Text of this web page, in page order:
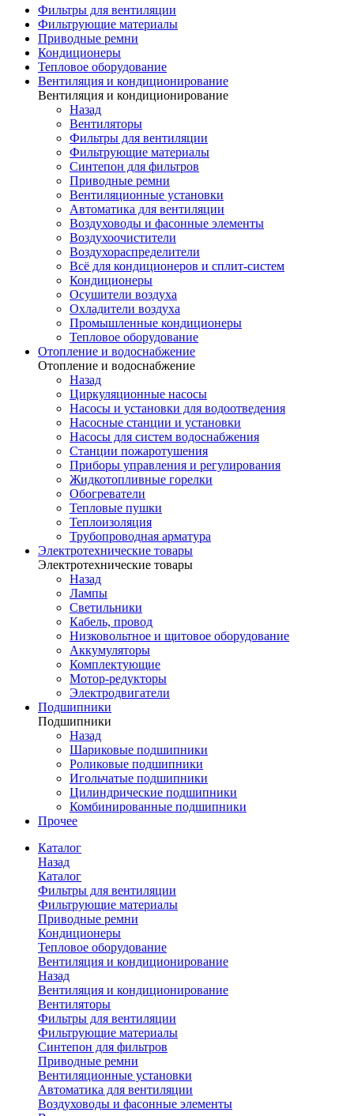
Фильтры для вентиляции
Фильтрующие материалы
Приводные ремни
Кондиционеры
Тепловое оборудование
Вентиляция и кондиционирование
Вентиляция и кондиционирование
Назад
Вентиляторы
Фильтры для вентиляции
Фильтрующие материалы
Синтепон для фильтров
Приводные ремни
Вентиляционные установки
Автоматика для вентиляции
Воздуховоды и фасонные элементы
Воздухоочистители
Воздухораспределители
Всё для кондиционеров и сплит-систем
Кондиционеры
Осушители воздуха
Охладители воздуха
Промышленные кондиционеры
Тепловое оборудование
Отопление и водоснабжение
Отопление и водоснабжение
Назад
Циркуляционные насосы
Насосы и установки для водоотведения
Насосные станции и установки
Насосы для систем водоснабжения
Станции пожаротушения
Приборы управления и регулирования
Жидкотопливные горелки
Обогреватели
Тепловые пушки
Теплоизоляция
Трубопроводная арматура
Электротехнические товары
Электротехнические товары
Назад
Лампы
Светильники
Кабель, провод
Низковольтное и щитовое оборудование
Аккумуляторы
Комплектующие
Мотор-редукторы
Электродвигатели
Подшипники
Подшипники
Назад
Шариковые подшипники
Роликовые подшипники
Игольчатые подшипники
Цилиндрические подшипники
Комбинированные подшипники
Прочее
Каталог
Назад
Каталог
Фильтры для вентиляции
Фильтрующие материалы
Приводные ремни
Кондиционеры
Тепловое оборудование
Вентиляция и кондиционирование
Назад
Вентиляция и кондиционирование
Вентиляторы
Фильтры для вентиляции
Фильтрующие материалы
Синтепон для фильтров
Приводные ремни
Вентиляционные установки
Автоматика для вентиляции
Воздуховоды и фасонные элементы